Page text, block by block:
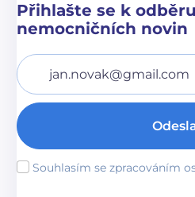
Přihlašte se k
nemocničních novin
Váš e-mail
Souhlasím se zpracováním